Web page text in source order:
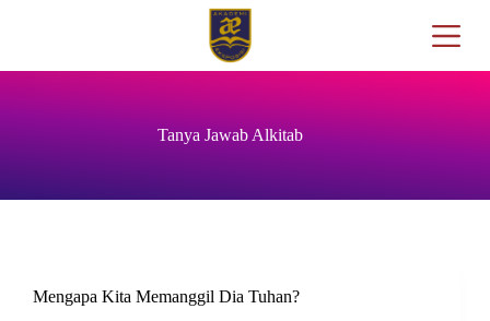
Tanya Jawab Alkitab
Mengapa Kita Memanggil Dia Tuhan?